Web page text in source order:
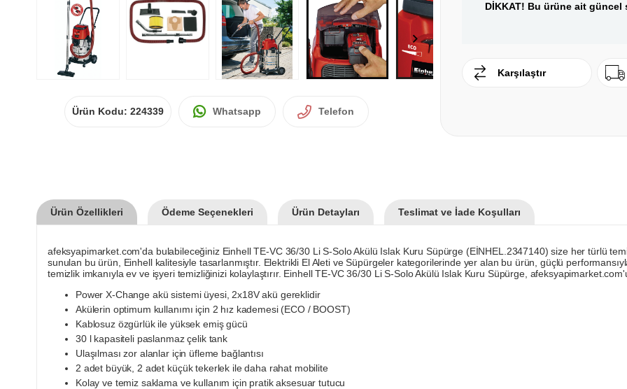
Ürün Kodu: 224339 Whatsapp Telefon
DİKKAT! Bu ürüne ait
Karşılaştır
Ürün Özellikleri Ödeme Seçenekleri Ürün Detayları Teslimat ve İade Koşulları
afeksyapimarket.com'da bulabileceğiniz Einhell TE-VC 36/30 Li S-Solo Akülü Islak Kuru Süpürge (EİNHEL.2347140) size her türlü
sunulan bu ürün, Einhell kalitesiyle tasarlanmıştır. Elektrikli El Aleti ve Süpürgeler kategorilerinde yer alan bu ürün, güçlü
temizlik imkanıyla ev ve işyeri temizliğinizi kolaylaştırır. Einhell TE-VC 36/30 Li S-Solo Akülü Islak Kuru Süpürge,
Power X-Change akü sistemi üyesi, 2x18V akü gereklidir
Akülerin optimum kullanımı için 2 hız kademesi (ECO / BOOST)
Kablosuz özgürlük ile yüksek emiş gücü
30 l kapasiteli paslanmaz çelik tank
Ulaşılması zor alanlar için üfleme bağlantısı
2 adet büyük, 2 adet küçük tekerlek ile daha rahat mobilite
Kolay ve temiz saklama ve kullanım için pratik aksesuar tutucu